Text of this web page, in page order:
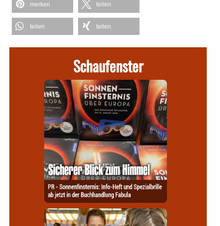
merken teilen
teilen teilen
Schaufenster